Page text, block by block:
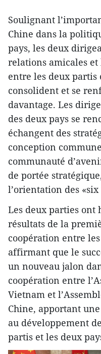
Soulignant
Chine dans la
pays, les deux
relations amicales
entre les deux partis
consolident et se
davantage. Les
des deux pays se
échangent des
conception
communauté
de portée
l’orientation des «six
Les deux parties ont
résultats de la
coopération entre
affirmant que le
un nouveau jalon
coopération entre
Vietnam et
Chine, apportant
au développement
partis et les deux